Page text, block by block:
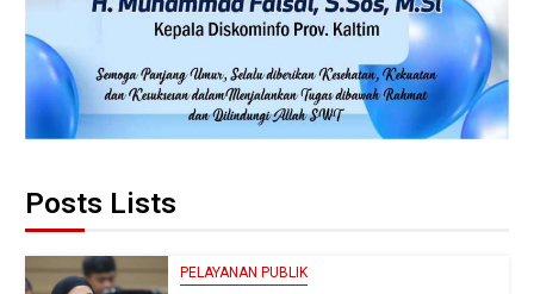
Posts Lists
PELAYANAN PUBLIK